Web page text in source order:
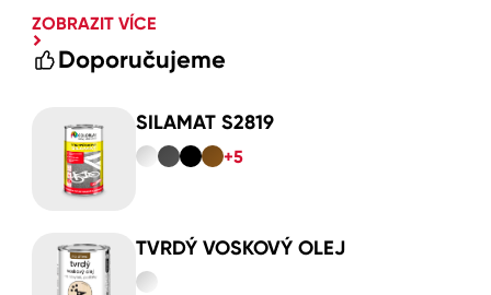
ZOBRAZIT VÍCE
Doporučujeme
SILAMAT S2819
+5
TVRDÝ VOSKOVÝ OLEJ